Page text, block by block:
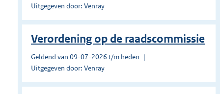
Uitgegeven door: Venray
Verordening op de raadscommissie
Geldend van 09-07-2026 t/m heden
Uitgegeven door: Venray